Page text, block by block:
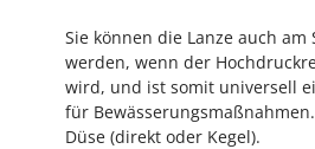
Udor
Unger
Sie können die Lanze auch
werden, wenn der
wird, und ist somit universell
für
Düse (direkt oder Kegel).